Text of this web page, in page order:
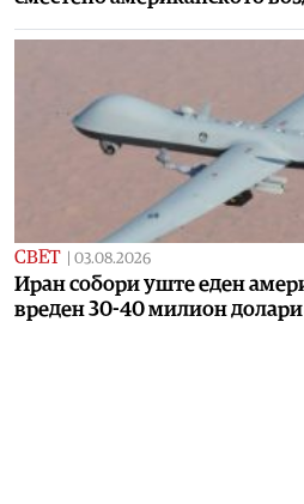
СВЕТ 03.08.2026
Иран собори уште еден
вреден 30-40 милион долари